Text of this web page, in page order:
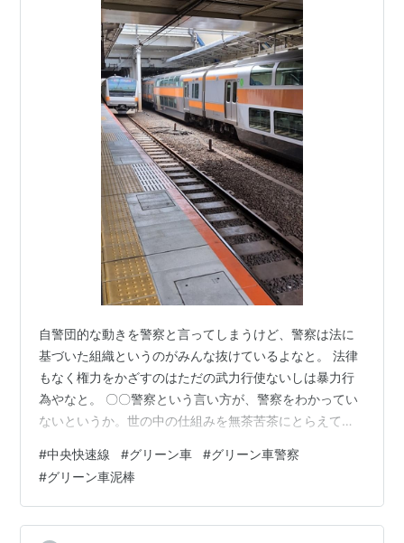
自警団的な動きを警察と言ってしまうけど、警察は法に
基づいた組織というのがみんな抜けているよなと。 法律
もなく権力をかざすのはただの武力行使ないしは暴力行
為やなと。 〇〇警察という言い方が、警察をわかってい
ないというか。世の中の仕組みを無茶苦茶にとらえてい
人が多いのかなと。 そう思ったのが 今日の帰り、中央線
が人身事故で大幅に遅れていて80分遅れ。いつ動くかわ
からんからグリーン車で帰っていたのですが 神田に着い
たときに、変な女性が乗り込んできたんですね。
#中央快速線 #グリーン車 #グリーン車警察
#グリーン車泥棒